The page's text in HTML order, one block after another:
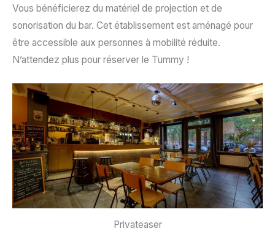
Vous bénéficierez du matériel de projection et de
sonorisation du bar. Cet établissement est aménagé pour
être accessible aux personnes à mobilité réduite.
N’attendez plus pour réserver le Tummy !
Privateaser